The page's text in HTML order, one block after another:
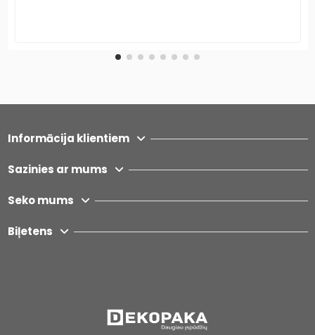
Informācija klientiem
Sazinies ar mums
Seko mums
Biļetens